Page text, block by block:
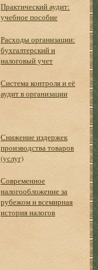
Практический аудит:
учебное пособие
Расходы организации:
бухгалтерский и
налоговый учет
Система контроля и её
аудит в организации
Снижение издержек
производства товаров
(услуг)
Современное
налогообложение за
рубежом и всемирная
история налогов